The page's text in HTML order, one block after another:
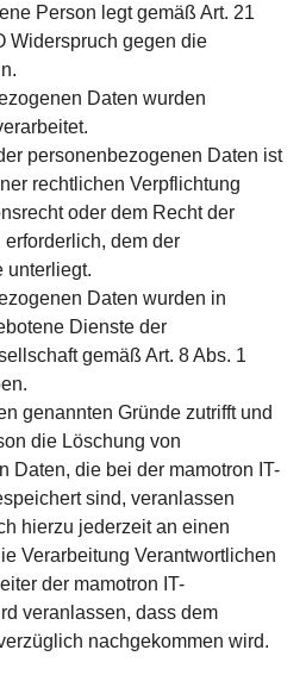
Person legt gemäß Art. 21
Widerspruch gegen die
Daten wurden
personenbezogenen Daten ist
rechtlichen Verpflichtung
oder dem Recht der
erforderlich, dem der
unterliegt.
Daten wurden in
Dienste der
gemäß Art. 8 Abs. 1
genannten Gründe zutrifft und
die Löschung von
Daten, die bei der mamotron IT-
sind, veranlassen
hierzu jederzeit an einen
Verarbeitung Verantwortlichen
der mamotron IT-
veranlassen, dass dem
nachgekommen wird.